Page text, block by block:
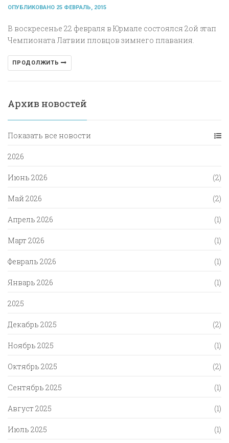
ОПУБЛИКОВАНО 25 ФЕВРАЛЬ, 2015
В воскресенье 22 февраля в Юрмале состоялся 2ой этап
Чемпионата Латвии пловцов зимнего плавания.
ПРОДОЛЖИТЬ
Архив новостей
Показать все новости
2026
Июнь 2026 (2)
Май 2026 (2)
Апрель 2026 (1)
Март 2026 (1)
Февраль 2026 (1)
Январь 2026 (1)
2025
Декабрь 2025 (2)
Ноябрь 2025 (1)
Октябрь 2025 (2)
Сентябрь 2025 (1)
Август 2025 (1)
Июль 2025 (1)